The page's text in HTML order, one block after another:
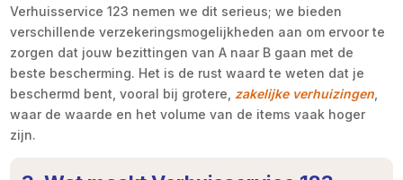
Verhuisservice 123 nemen we dit serieus; we bieden
verschillende verzekeringsmogelijkheden aan om ervoor te
zorgen dat jouw bezittingen van A naar B gaan met de
beste bescherming. Het is de rust waard te weten dat je
beschermd bent, vooral bij grotere, zakelijke verhuizingen
waar de waarde en het volume van de items vaak hoger
zijn.